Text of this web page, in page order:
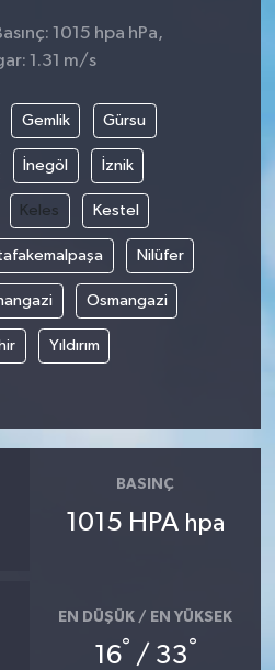
1015 hpa hPa,
1.31 m/s
Gemlik Gürsu
İnegöl İznik
Keles Kestel
Nilüfer
Osmangazi
Yıldırım
BASINÇ
1015 HPA hpa
EN DÜŞÜK / EN YÜKSEK
16° / 33°